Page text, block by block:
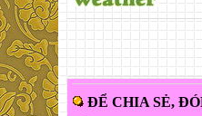
ĐỂ CHIA SẺ,